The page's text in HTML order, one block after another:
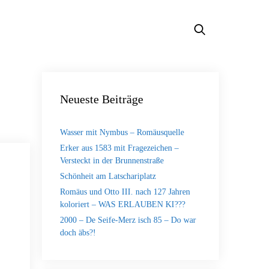
Neueste Beiträge
Wasser mit Nymbus – Romäusquelle
Erker aus 1583 mit Fragezeichen –
Versteckt in der Brunnenstraße
Schönheit am Latschariplatz
Romäus und Otto III. nach 127 Jahren
koloriert – WAS ERLAUBEN KI???
2000 – De Seife-Merz isch 85 – Do war
doch äbs?!